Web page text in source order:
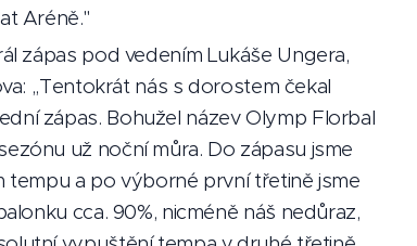
Aréně."
zápas pod vedením Lukáše Ungera,
,,Tentokrát nás s dorostem čekal
zápas. Bohužel název Olymp Florbal
už noční můra. Do zápasu jsme
tempu a po výborné první třetině jsme
cca. 90%, nicméně náš nedůraz,